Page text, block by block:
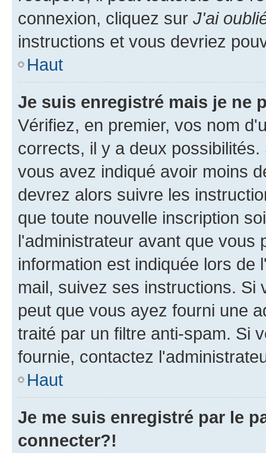
connexion, cliquez sur J'ai
instructions et vous devriez
Haut
Je suis enregistré mais je ne
Vérifiez, en premier, vos nom
corrects, il y a deux
vous avez indiqué avoir moins
devrez alors suivre les
que toute nouvelle inscription
l'administrateur avant que vous
information est indiquée lors
mail, suivez ses instructions.
peut que vous ayez fourni une
traité par un filtre anti-spam. Si
fournie, contactez
Haut
Je me suis enregistré par le
connecter?!